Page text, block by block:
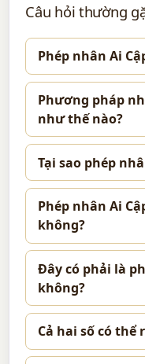
Câu hỏi thường
Phép nhân Ai
Phương pháp
như thế nào?
Tại sao phép
Phép nhân Ai
không?
Đây có phải là
không?
Cả hai số có